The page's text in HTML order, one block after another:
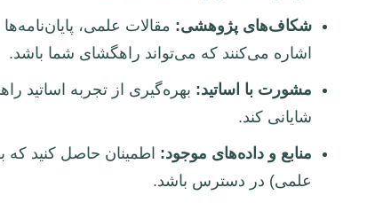
شکاف‌های پژوهشی: مقالات علمی،
اشاره می‌کنند که می‌تواند راهگشای شما باشد.
مشورت با اساتید: بهره‌گیری از تجربه اساتید
شایانی کند.
منابع و داده‌های موجود: اطمینان حاصل کنید که
علمی) در دسترس باشد.